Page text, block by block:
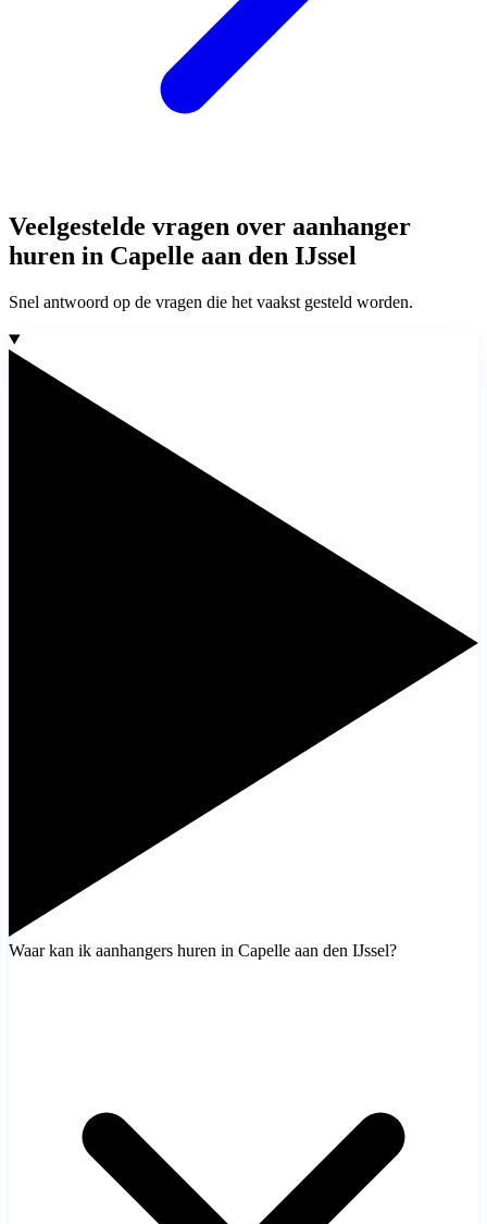
Veelgestelde vragen over aanhanger
huren in Capelle aan den IJssel
Snel antwoord op de vragen die het vaakst gesteld worden.
Waar kan ik aanhangers huren in Capelle aan den IJssel?